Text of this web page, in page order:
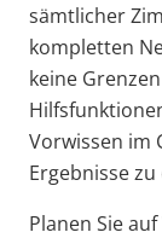
sämtlicher
kompletten
keine
Vorwissen im
Ergebnisse
Planen Sie